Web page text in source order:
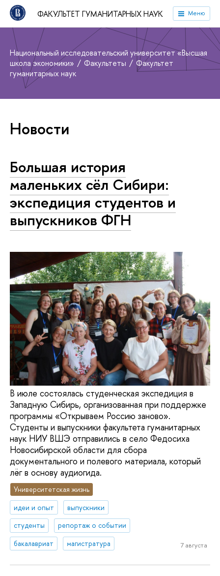
ФАКУЛЬТЕТ ГУМАНИТАРНЫХ НАУК Меню
Национальный исследовательский университет «Высшая
школа экономики»
Факультеты
Факультет
гуманитарных наук
Новости
Большая история
маленьких сёл Сибири:
экспедиция студентов и
выпускников ФГН
В июле состоялась студенческая экспедиция в
Западную Сибирь, организованная при поддержке
программы «Открываем Россию заново».
Студенты и выпускники факультета гуманитарных
наук НИУ ВШЭ отправились в село Федосиха
Новосибирской области для сбора
документального и полевого материала, который
лёг в основу аудиогида.
Университетская жизнь
идеи и опыт
выпускники
студенты
репортаж о событии
бакалавриат
магистратура 7 августа